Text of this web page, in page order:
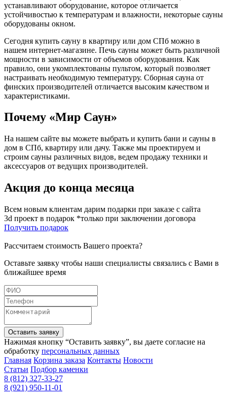
устанавливают оборудование, которое отличается
устойчивостью к температурам и влажности, некоторые сауны
оборудованы окном.
Сегодня купить сауну в квартиру или дом СПб можно в
нашем интернет-магазине. Печь сауны может быть различной
мощности в зависимости от объемов оборудования. Как
правило, они укомплектованы пультом, который позволяет
настраивать необходимую температуру. Сборная сауна от
финских производителей отличается высоким качеством и
характеристиками.
Почему «Мир Саун»
На нашем сайте вы можете выбрать и купить бани и сауны в
дом в СПб, квартиру или дачу. Также мы проектируем и
строим сауны различных видов, ведем продажу техники и
аксессуаров от ведущих производителей.
Акция до конца месяца
Всем новым клиентам дарим подарки при заказе с сайта
3d проект в подарок *только при заключении договора
Получить подарок
Рассчитаем стоимость Вашего проекта?
Оставьте заявку чтобы наши специалисты связались с Вами в
ближайшее время
Оставить заявку
Нажимая кнопку “Оставить заявку”, вы даете согласие на
обработку персональных данных
Главная Корзина заказа Контакты Новости
Статьи Подбор каменки
8 (812) 327-33-27
8 (921) 950-11-01